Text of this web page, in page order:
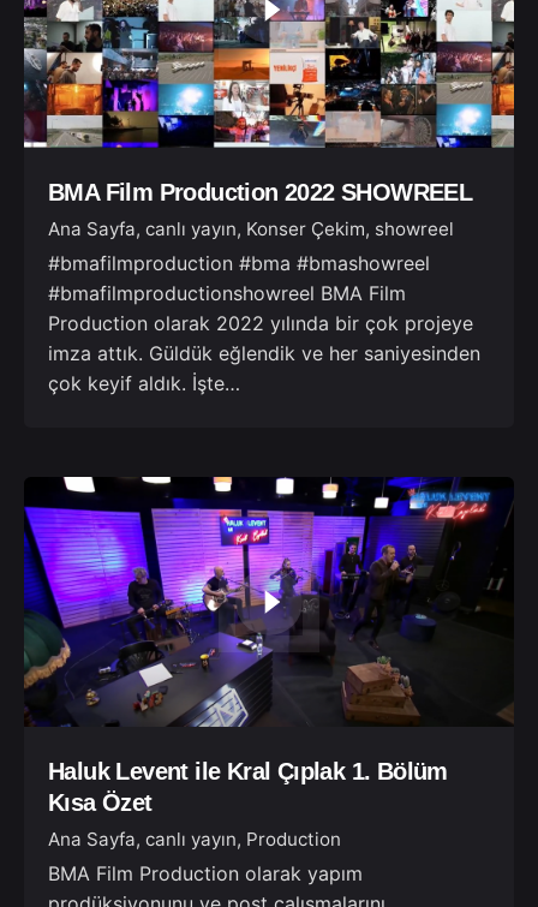
BMA Film Production 2022 SHOWREEL
Ana Sayfa canlı yayın Konser Çekim showreel
#bmafilmproduction #bma #bmashowreel
#bmafilmproductionshowreel BMA Film
Production olarak 2022 yılında bir çok projeye
imza attık. Güldük eğlendik ve her saniyesinden
çok keyif aldık. İşte…
Haluk Levent ile Kral Çıplak 1. Bölüm
Kısa Özet
Ana Sayfa canlı yayın Production
BMA Film Production olarak yapım